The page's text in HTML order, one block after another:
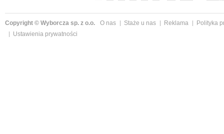
Copyright © Wyborcza sp. z o.o. O nas Staże u nas Reklama
Polityka
Ustawienia prywatności